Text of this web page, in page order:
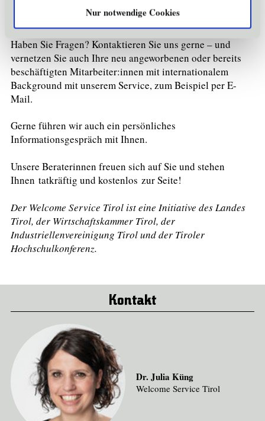
Nur notwendige Cookies
Haben Sie Fragen? Kontaktieren Sie uns gerne – und
vernetzen Sie auch Ihre neu angeworbenen oder bereits
beschäftigten Mitarbeiter:innen mit internationalem
Background mit unserem Service, zum Beispiel per E-
Mail.
Gerne führen wir auch ein persönliches
Informationsgespräch mit Ihnen.
Unsere Beraterinnen freuen sich auf Sie und stehen
Ihnen tatkräftig und kostenlos zur Seite!
Der Welcome Service Tirol ist eine Initiative des Landes
Tirol, der Wirtschaftskammer Tirol, der
Industriellenvereinigung Tirol und der Tiroler
Hochschulkonferenz.
Kontakt
Dr. Julia Küng
Welcome Service Tirol